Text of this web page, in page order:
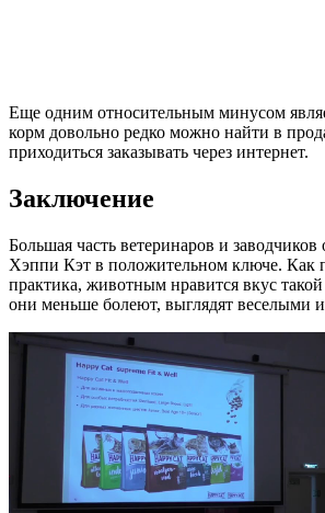
Еще одним относительным минусом
корм довольно редко можно найти в
приходиться заказывать через интернет.
Заключение
Большая часть ветеринаров и
Хэппи Кэт в положительном ключе. Как
практика, животным нравится вкус
они меньше болеют, выглядят веселыми